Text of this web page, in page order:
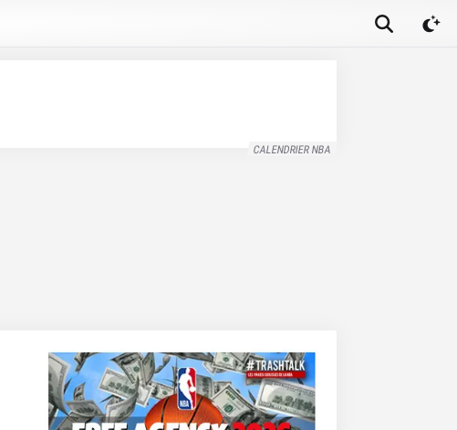
CALENDRIER NBA